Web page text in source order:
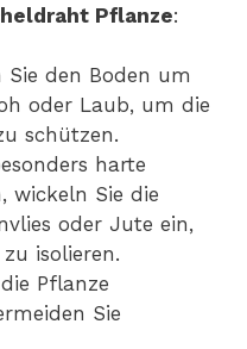
Pflanze:
Sie den Boden um
oder Laub, um die
schützen.
harte
wickeln Sie die
oder Jute ein,
isolieren.
Pflanze
Sie